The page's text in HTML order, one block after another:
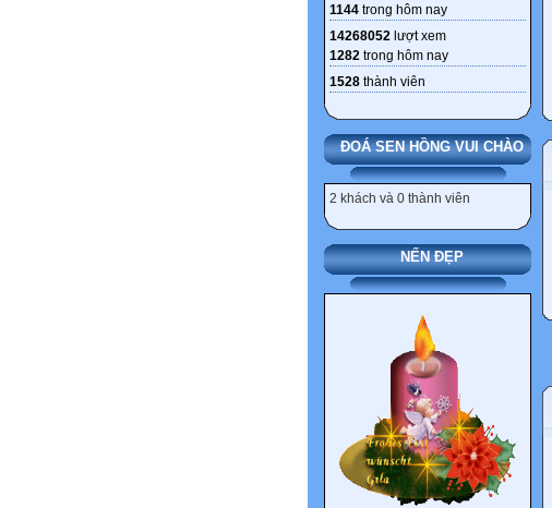
1144 trong hôm nay
14268052 lượt xem
1282 trong hôm nay
1528 thành viên
ĐOÁ SEN HỒNG VUI CHÀO
2 khách và 0 thành viên
NẾN ĐẸP